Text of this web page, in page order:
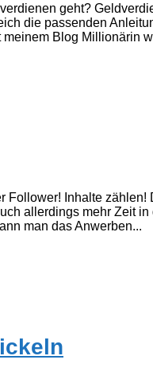
geht?
die passenden
Blog Millionärin
Inhalte
allerdings mehr Zeit
man das Anwerben...